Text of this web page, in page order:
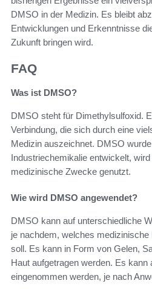
DMSO in der Medizin. Es bleibt
Entwicklungen und Erkenntnisse
Zukunft bringen wird.
FAQ
Was ist DMSO?
DMSO steht für Dimethylsulfoxid.
Verbindung, die sich durch eine
Medizin auszeichnet. DMSO
Industriechemikalie entwickelt,
medizinische Zwecke genutzt.
Wie wird DMSO angewendet?
DMSO kann auf unterschiedliche
je nachdem, welches
soll. Es kann in Form von Gelen,
Haut aufgetragen werden. Es kann
eingenommen werden, je nach